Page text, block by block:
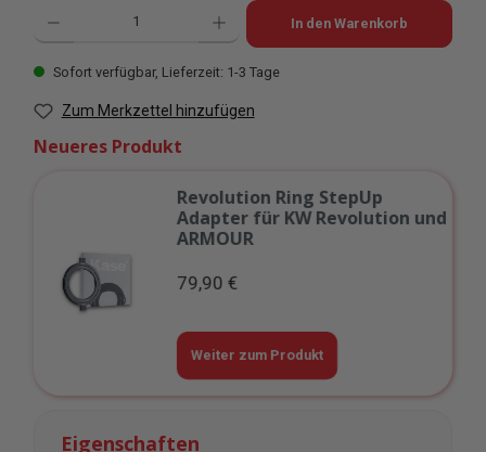
Produkt Anzahl: Gib den gewünschten Wert ein oder benutze die
In den Warenkorb
Sofort verfügbar, Lieferzeit: 1-3 Tage
Zum Merkzettel hinzufügen
Neueres Produkt
Revolution Ring StepUp
Adapter für KW Revolution und
ARMOUR
79,90 €
Weiter zum Produkt
Eigenschaften